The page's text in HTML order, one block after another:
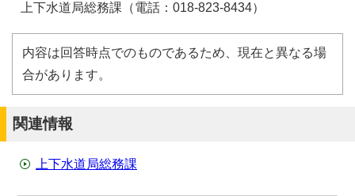
上下水道局総務課（電話：018-823-8434）
内容は回答時点でのものであるため、現在と異なる場
合があります。
関連情報
上下水道局総務課